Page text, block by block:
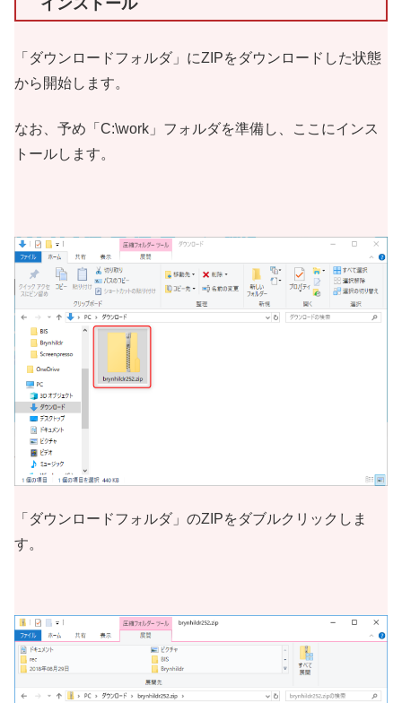
「ダウンロードフォルダ」にZIPをダウンロードした状態
から開始します。
なお、予め「C:\work」フォルダを準備し、ここにインス
トールします。
「ダウンロードフォルダ」のZIPをダブルクリックしま
す。